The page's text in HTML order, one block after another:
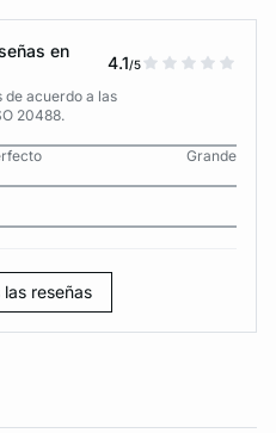
en
4.1/5
de acuerdo a las
20488.
Grande
reseñas